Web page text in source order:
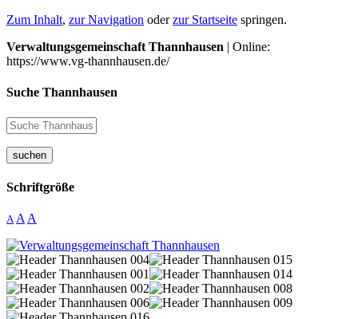
Zum Inhalt, zur Navigation oderzur Startseite springen.
Verwaltungsgemeinschaft Thannhausen | Online:
https://www.vg-thannhausen.de/
Suche Thannhausen
suchen
Schriftgröße
A A A